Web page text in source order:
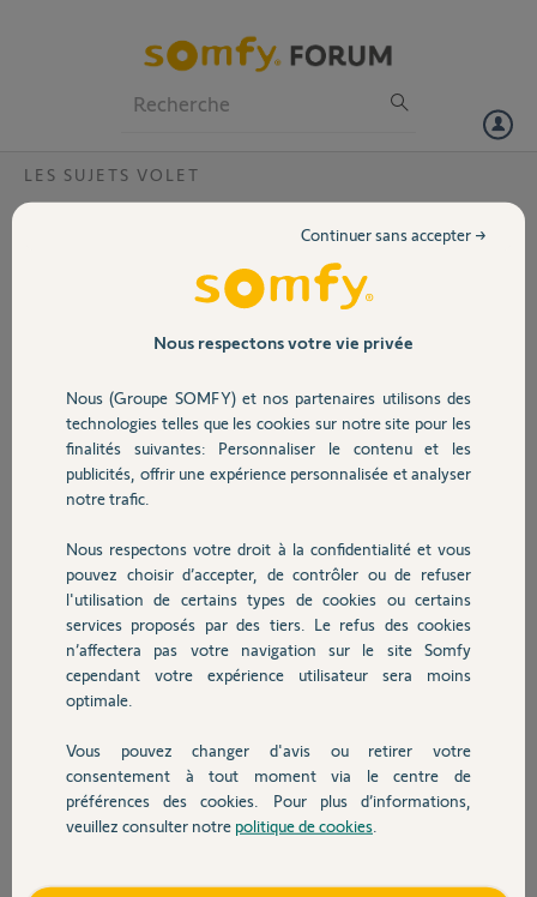
Volet
Sécurité
Domotique
Chauffage
Autres produits
Devis avec un pro
Contact
LES SUJETS VOLET
Compatibilité télécommande TELIS-1-RTS
Est ce que quelqu'un peu me confirmer la possibilité de remplacer la
TELIS-1-RTS par une SITUO 1 RTS PURE II ?
Cordialement
Jérémy
Micro D.
il y a plus de 2 ans
Participer au fil de discussion
Réponses
Bonne journée
Anonyme il y a plus de 2 ans
Nous respectons votre vie privée
Nous (Groupe SOMFY) et nos partenaires utilisons des
technologies telles que les cookies sur notre site pour les
finalités suivantes: Personnaliser le contenu et les
publicités, offrir une expérience personnalisée et analyser
notre trafic.
Nous respectons votre droit à la confidentialité et vous
pouvez choisir d’accepter, de contrôler ou de refuser
l'utilisation de certains types de cookies ou certains
services proposés par des tiers. Le refus des cookies
n’affectera pas votre navigation sur le site Somfy
cependant votre expérience utilisateur sera moins
optimale.
Vous pouvez changer d'avis ou retirer votre
consentement à tout moment via le centre de
préférences des cookies. Pour plus d’informations,
veuillez consulter notre politique de cookies
Continuer sans accepter →